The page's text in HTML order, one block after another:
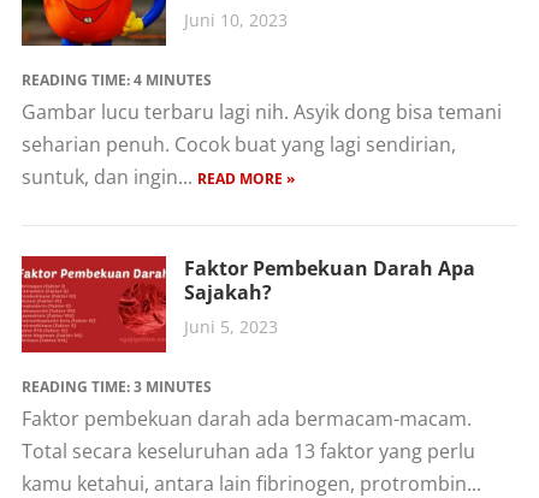
Juni 10, 2023
READING TIME:4 MINUTES
Gambar lucu terbaru lagi nih. Asyik dong bisa temani
seharian penuh. Cocok buat yang lagi sendirian,
suntuk, dan ingin... READ MORE »
Faktor Pembekuan Darah Apa
Sajakah?
Juni 5, 2023
READING TIME:3 MINUTES
Faktor pembekuan darah ada bermacam-macam.
Total secara keseluruhan ada 13 faktor yang perlu
kamu ketahui, antara lain fibrinogen, protrombin...